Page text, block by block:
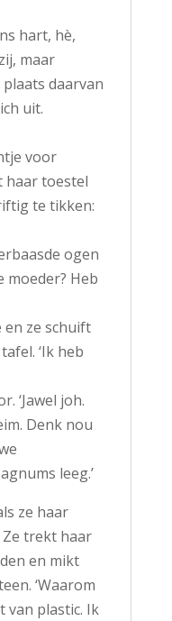
hart, hè,
maar
daarvan
uit.
voor
haar toestel
te tikken:
ogen
moeder? Heb
en ze schuift
‘Ik heb
‘Jawel joh.
Denk nou
leeg.’
ze haar
trekt haar
en mikt
‘Waarom
van plastic. Ik